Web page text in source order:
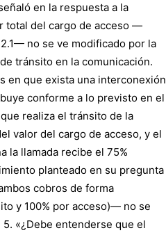
en la respuesta a la
total del cargo de acceso —
no se ve modificado por la
tránsito en la comunicación.
en que exista una interconexión
conforme a lo previsto en el
realiza el tránsito de la
valor del cargo de acceso, y el
la llamada recibe el 75%
planteado en su pregunta
cobros de forma
y 100% por acceso)— no se
«¿Debe entenderse que el